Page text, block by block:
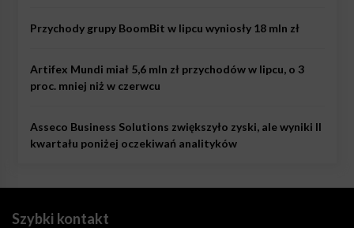
Przychody grupy BoomBit w lipcu wyniosły 18 mln zł
Artifex Mundi miał 5,6 mln zł przychodów w lipcu, o 3
proc. mniej niż w czerwcu
Asseco Business Solutions zwiększyło zyski, ale wyniki II
kwartału poniżej oczekiwań analityków
Szybki kontakt